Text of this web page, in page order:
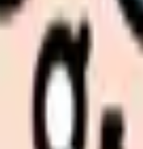
となります。しかし